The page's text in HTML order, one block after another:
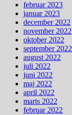
februar 2023
januar 2023
december 2022
november 2022
oktober 2022
september 2022
august 2022
juli 2022
juni 2022
maj 2022
april 2022
marts 2022
februar 2022